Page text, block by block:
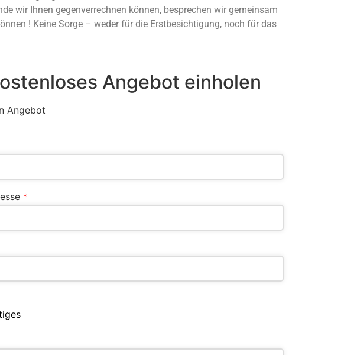
wir Ihnen gegenverrechnen können, besprechen wir gemeinsam
! Keine Sorge – weder für die Erstbesichtigung, noch für das
Angebot einholen
Angebot
*